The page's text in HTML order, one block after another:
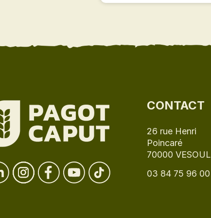
CONTACT
26 rue Henri
Poincaré
70000 VESOUL
03 84 75 96 00